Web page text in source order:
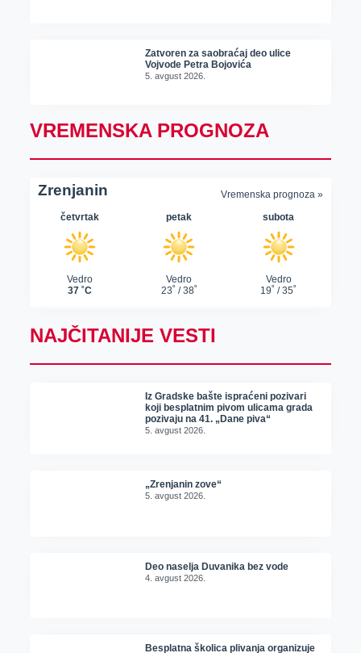
Zatvoren za saobraćaj deo ulice
Vojvode Petra Bojovića
5. avgust 2026.
VREMENSKA PROGNOZA
NAJČITANIJE VESTI
Iz Gradske bašte ispraćeni pozivari
koji besplatnim pivom ulicama grada
pozivaju na 41. „Dane piva“
5. avgust 2026.
„Zrenjanin zove“
5. avgust 2026.
Deo naselja Duvanika bez vode
4. avgust 2026.
Besplatna školica plivanja organizuje